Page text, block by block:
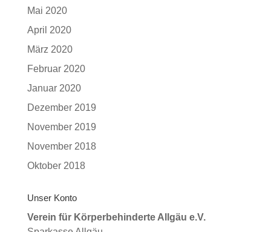
Mai 2020
April 2020
März 2020
Februar 2020
Januar 2020
Dezember 2019
November 2019
November 2018
Oktober 2018
Unser Konto
Verein für Körperbehinderte Allgäu e.V.